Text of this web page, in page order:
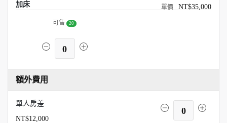
加床 NT$35,000
可售 20
0
額外費用
單人房差
NT$12,000
0